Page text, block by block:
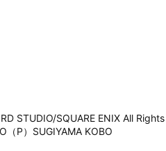
STUDIO/SQUARE ENIX All Rights
（P）SUGIYAMA KOBO